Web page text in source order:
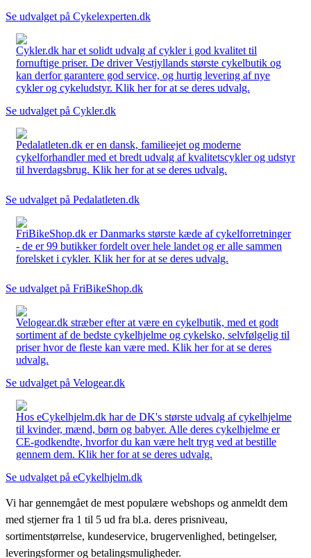
Se udvalget på Cykelexperten.dk
Cykler.dk har et solidt udvalg af cykler i god kvalitet til
fornuftige priser. De driver Vestjyllands største cykelbutik og
kan derfor garantere god service, og hurtig levering af nye
cykler og cykeludstyr. Klik her for at se deres udvalg.
Se udvalget på Cykler.dk
Pedalatleten.dk er en dansk, familieejet og moderne
cykelforhandler med et bredt udvalg af kvalitetscykler og udstyr
til hverdagsbrug. Klik her for at se deres udvalg.
Se udvalget på Pedalatleten.dk
FriBikeShop.dk er Danmarks største kæde af cykelforretninger
- de er 99 butikker fordelt over hele landet og er alle sammen
forelsket i cykler. Klik her for at se deres udvalg.
Se udvalget på FriBikeShop.dk
Velogear.dk stræber efter at være en cykelbutik, med et godt
sortiment af de bedste cykelhjelme og cykelsko, selvfølgelig til
priser hvor de fleste kan være med. Klik her for at se deres
udvalg.
Se udvalget på Velogear.dk
Hos eCykelhjelm.dk har de DK's største udvalg af cykelhjelme
til kvinder, mænd, børn og babyer. Alle deres cykelhjelme er
CE-godkendte, hvorfor du kan være helt tryg ved at bestille
gennem dem. Klik her for at se deres udvalg.
Se udvalget på eCykelhjelm.dk
Vi har gennemgået de mest populære webshops og anmeldt dem
med stjerner fra 1 til 5 ud fra bl.a. deres prisniveau,
sortimentstørrelse, kundeservice, brugervenlighed, betingelser,
leveringsformer og betalingsmuligheder.